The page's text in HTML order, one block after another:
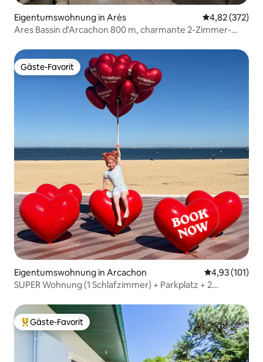
Eigentumswohnung in Arès
4,82 (372)
Ares Bassin d'Arcachon 800 m, charmante 2-Zimmer-
Gäste-Favorit
Gäste-Favorit
Eigentumswohnung in Arcachon
4,93 (101)
SUPER Wohnung (1 Schlafzimmer) + Parkplatz + 2
Beliebter Gäste-Favorit.
Gäste-Favorit